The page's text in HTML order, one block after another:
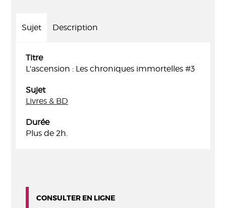
Sujet Description
Titre
L'ascension : Les chroniques immortelles #3
Sujet
Livres & BD
Durée
Plus de 2h.
CONSULTER EN LIGNE